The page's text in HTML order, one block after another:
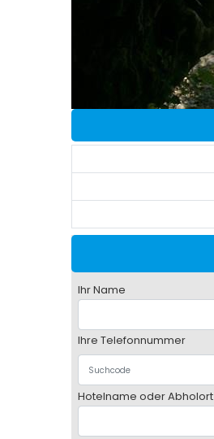
Ihr Name
Ihre Telefonnummer
Hotelname oder Abholort